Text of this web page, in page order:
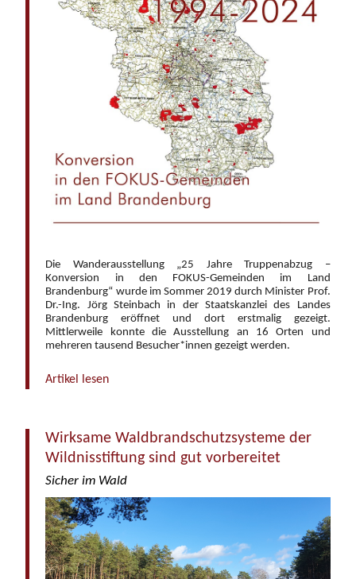
Die Wanderausstellung „25 Jahre Truppenabzug –
Konversion in den FOKUS-Gemeinden im Land
Brandenburg“ wurde im Sommer 2019 durch Minister Prof.
Dr.-Ing. Jörg Steinbach in der Staatskanzlei des Landes
Brandenburg eröffnet und dort erstmalig gezeigt.
Mittlerweile konnte die Ausstellung an 16 Orten und
mehreren tausend Besucher*innen gezeigt werden.
Artikel lesen
Wirksame Waldbrandschutzsysteme der
Wildnisstiftung sind gut vorbereitet
Sicher im Wald